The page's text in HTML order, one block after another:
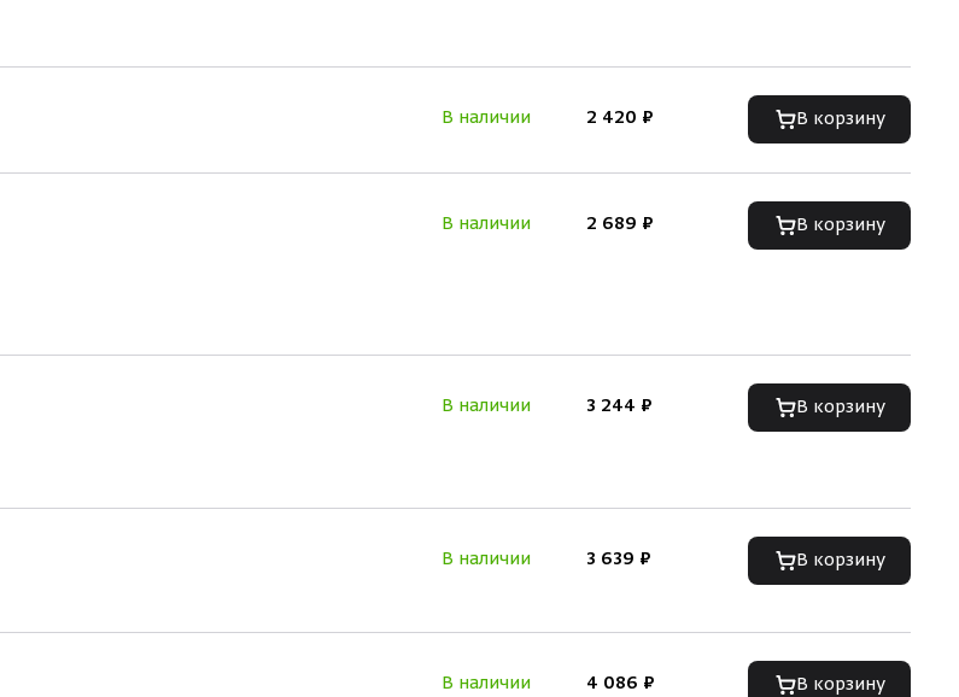
В наличии 2 420 ₽ В корзину
В наличии 2 689 ₽ В корзину
В наличии 3 244 ₽ В корзину
В наличии 3 639 ₽ В корзину
В наличии 4 086 ₽ В корзину